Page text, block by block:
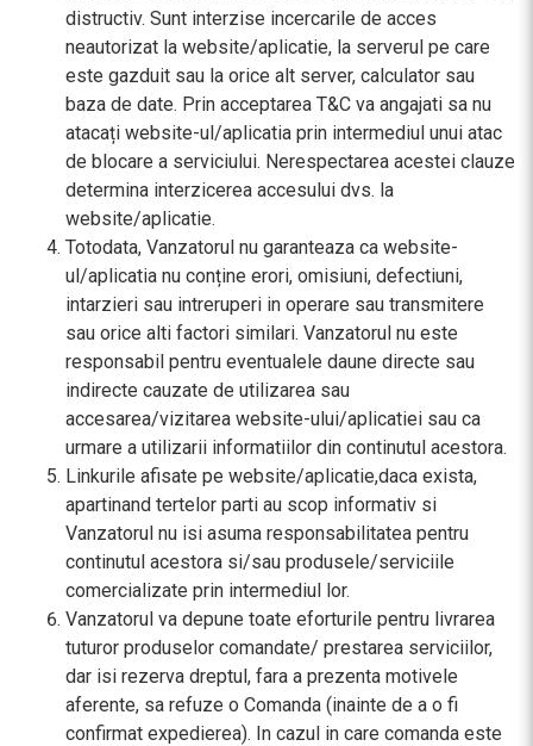
distructiv. Sunt interzise incercarile de acces
neautorizat la website/aplicatie, la serverul pe care
este gazduit sau la orice alt server, calculator sau
baza de date. Prin acceptarea T&C va angajati sa nu
atacați website-ul/aplicatia prin intermediul unui atac
de blocare a serviciului. Nerespectarea acestei clauze
determina interzicerea accesului dvs. la
website/aplicatie.
Totodata, Vanzatorul nu garanteaza ca website-
ul/aplicatia nu conține erori, omisiuni, defectiuni,
intarzieri sau intreruperi in operare sau transmitere
sau orice alti factori similari. Vanzatorul nu este
responsabil pentru eventualele daune directe sau
indirecte cauzate de utilizarea sau
accesarea/vizitarea website-ului/aplicatiei sau ca
urmare a utilizarii informatiilor din continutul acestora.
Linkurile afisate pe website/aplicatie,daca exista,
apartinand tertelor parti au scop informativ si
Vanzatorul nu isi asuma responsabilitatea pentru
continutul acestora si/sau produsele/serviciile
comercializate prin intermediul lor.
Vanzatorul va depune toate eforturile pentru livrarea
tuturor produselor comandate/ prestarea serviciilor,
dar isi rezerva dreptul, fara a prezenta motivele
aferente, sa refuze o Comanda (inainte de a o fi
confirmat expedierea). In cazul in care comanda este